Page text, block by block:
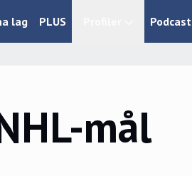
lag PLUS Podcast
mål